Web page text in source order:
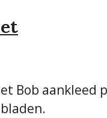
Bob aankleed